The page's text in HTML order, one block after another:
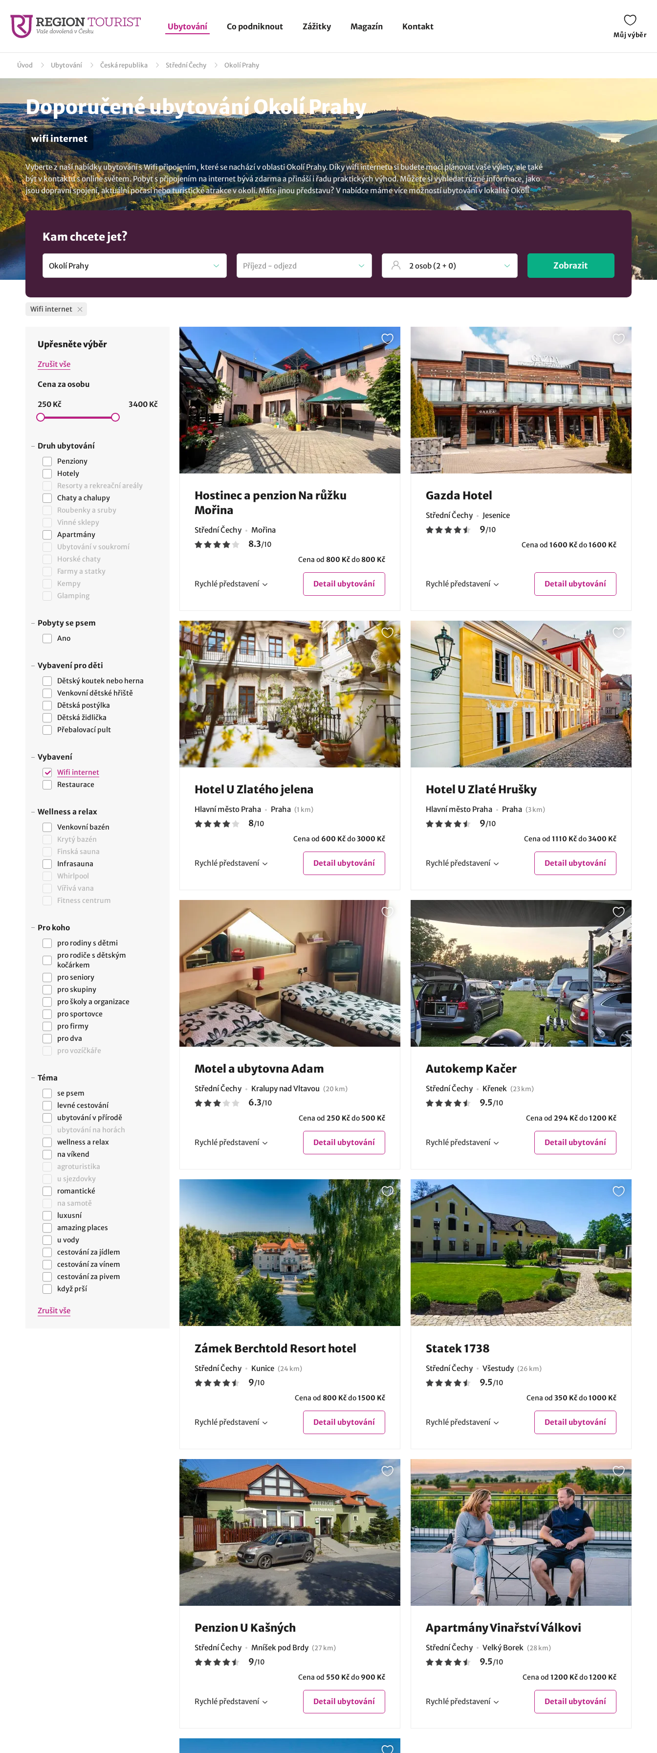
Ubytování Co podniknout Zážitky Magazín Kontakt
Můj výběr
Úvod Ubytování Česká republika Střední Čechy Okolí Prahy
Doporučené ubytování Okolí Prahy
wifi internet
Vyberte z naší nabídky ubytování s Wifi připojením, které se nachází v oblasti Okolí Prahy. Díky wifi internetu si budete moci plánovat vaše výlety, ale také
být v kontaktu s online světem. Pobyt s připojením na internet bývá zdarma a přináší i řadu praktických výhod. Můžete si vyhledat různé informace, jako
jsou dopravní spojení, aktuální počasí nebo turistické atrakce v okolí. Máte jinou představu? V nabídce máme více možnostíubytování v lokalitě Okolí
Prahy..
Kam chcete jet?
Zobrazit
Wifi internet
Upřesněte výběr
Zrušit vše
Cena za osobu
250 Kč 3400 Kč
Druh ubytování
Penziony
Hotely
Resorty a rekreační areály
Chaty a chalupy
Roubenky a sruby
Vinné sklepy
Apartmány
Ubytování v soukromí
Horské chaty
Farmy a statky
Kempy
Glamping
Pobyty se psem
Ano
Vybavení pro děti
Dětský koutek nebo herna
Venkovní dětské hřiště
Dětská postýlka
Dětská židlička
Přebalovací pult
Vybavení
Wifi internet
Restaurace
Wellness a relax
Venkovní bazén
Krytý bazén
Finská sauna
Infrasauna
Whirlpool
Vířivá vana
Fitness centrum
Pro koho
pro rodiny s dětmi
pro rodiče s dětským
kočárkem
pro seniory
pro skupiny
pro školy a organizace
pro sportovce
pro firmy
pro dva
pro vozíčkáře
Téma
se psem
levné cestování
ubytování v přírodě
ubytování na horách
wellness a relax
na víkend
agroturistika
u sjezdovky
romantické
na samotě
luxusní
amazing places
u vody
cestování za jídlem
cestování za vínem
cestování za pivem
když prší
Zrušit vše
Hostinec a penzion Na růžku
Mořina
Střední Čechy Mořina
8.3/10
Cena od 800 Kčdo 800 Kč
Rychlé představení Detail ubytování
Gazda Hotel
Střední Čechy Jesenice
9/10
Cena od 1600 Kčdo1600 Kč
Rychlé představení Detail ubytování
Hotel U Zlatého jelena
Hlavní město Praha Praha (1 km)
8/10
Cena od 600 Kčdo3000 Kč
Rychlé představení Detail ubytování
Hotel U Zlaté Hrušky
Hlavní město Praha Praha (3 km)
9/10
Cena od 1110 Kčdo3400 Kč
Rychlé představení Detail ubytování
Motel a ubytovna Adam
Střední Čechy Kralupy nad Vltavou (20 km)
6.3/10
Cena od 250 Kčdo 500 Kč
Rychlé představení Detail ubytování
Autokemp Kačer
Střední Čechy Křenek (23 km)
9.5/10
Cena od 294 Kčdo1200 Kč
Rychlé představení Detail ubytování
Zámek Berchtold Resort hotel
Střední Čechy Kunice (24 km)
9/10
Cena od 800 Kčdo1500 Kč
Rychlé představení Detail ubytování
Statek 1738
Střední Čechy Všestudy (26 km)
9.5/10
Cena od 350 Kčdo1000 Kč
Rychlé představení Detail ubytování
Penzion U Kašných
Střední Čechy Mníšek pod Brdy (27 km)
9/10
Cena od 550 Kčdo 900 Kč
Rychlé představení Detail ubytování
Apartmány Vinařství Válkovi
Střední Čechy Velký Borek (28 km)
9.5/10
Cena od 1200 Kčdo1200 Kč
Rychlé představení Detail ubytování